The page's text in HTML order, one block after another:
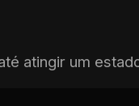
atingir um